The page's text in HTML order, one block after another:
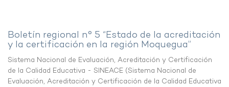
Boletín regional n° 5 “Estado de la acreditación
y la certificación en la región Moquegua”
Sistema Nacional de Evaluación, Acreditación y Certificación
de la Calidad Educativa - SINEACE (Sistema Nacional de
Evaluación, Acreditación y Certificación de la Calidad Educativa